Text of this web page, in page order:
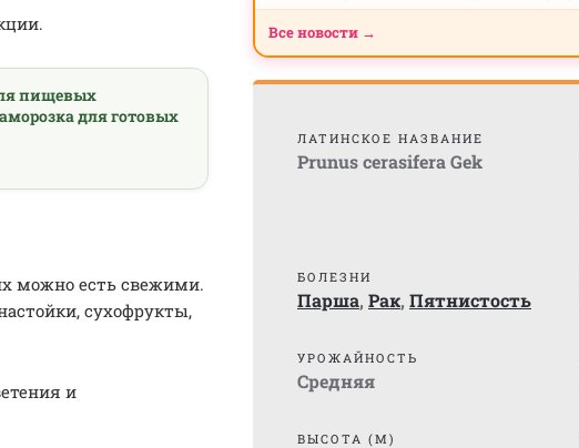
пищевых
для готовых
можно есть свежими.
сухофрукты,
и
Все новости →
ЛАТИНСКОЕ НАЗВАНИЕ
Prunus cerasifera Gek
БОЛЕЗНИ
Парша, Рак, Пятнистость
УРОЖАЙНОСТЬ
Средняя
ВЫСОТА (М)